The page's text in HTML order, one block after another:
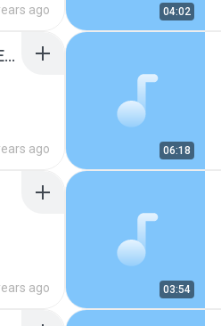
ago 04:02
MC'S GÁ DALESTE DANADO - ESTILO PESADO
ago 06:18
ago 03:54